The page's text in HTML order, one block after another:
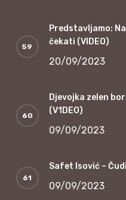
Predstavljamo:
čekati (VIDEO)
20/09/2023
Djevojka zelen
(V1DEO)
09/09/2023
Safet Isović –
09/09/2023